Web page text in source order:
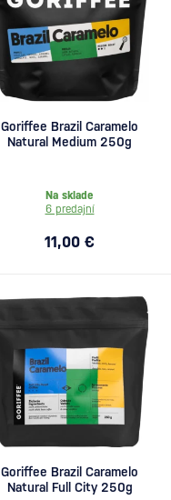
Goriffee Brazil Caramelo
Natural Medium 250g
Na sklade
6 predajní
11,00 €
Goriffee Brazil Caramelo
Natural Full City 250g